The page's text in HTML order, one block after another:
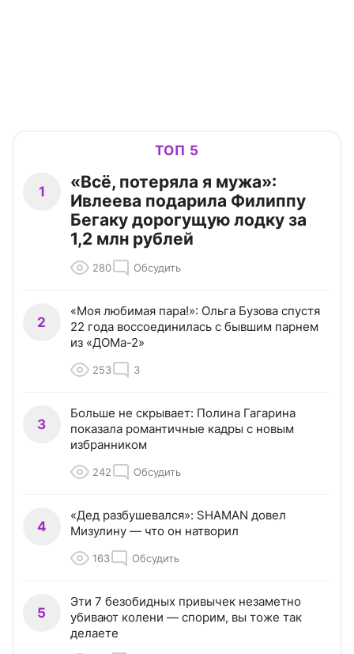
ТОП 5
1
«Всё, потеряла я мужа»:
Ивлеева подарила Филиппу
Бегаку дорогущую лодку за
1,2 млн рублей
280 Обсудить
2
«Моя любимая пара!»: Ольга Бузова спустя
22 года воссоединилась с бывшим парнем
из «ДОМа-2»
253 3
3
Больше не скрывает: Полина Гагарина
показала романтичные кадры с новым
избранником
242 Обсудить
4
«Дед разбушевался»: SHAMAN довел
Мизулину — что он натворил
163 Обсудить
5
Эти 7 безобидных привычек незаметно
убивают колени — спорим, вы тоже так
делаете